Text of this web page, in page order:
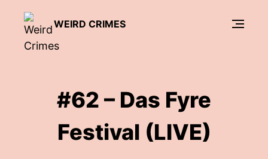
WEIRD CRIMES
#62 – Das Fyre
Festival (LIVE)